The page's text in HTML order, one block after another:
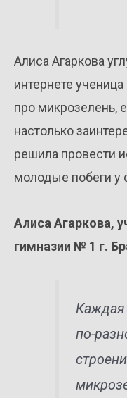
Алиса Агаркова
интернете
про микрозелень,
настолько
решила провести
молодые побеги у
Алиса Агаркова,
гимназии № 1 г.
Каждая
по-